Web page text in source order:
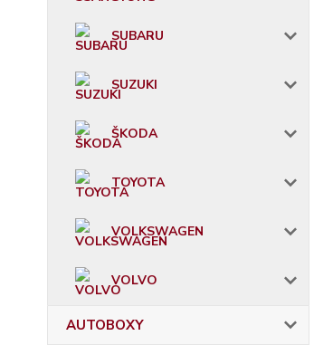
SUBARU
SUZUKI
ŠKODA
TOYOTA
VOLKSWAGEN
VOLVO
AUTOBOXY